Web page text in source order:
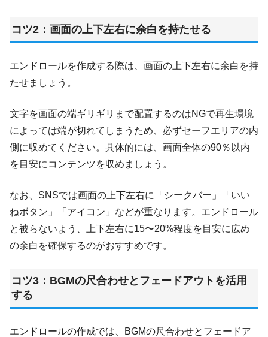
コツ2：画面の上下左右に余白を持たせる
エンドロールを作成する際は、画面の上下左右に余白を持
たせましょう。
文字を画面の端ギリギリまで配置するのはNGで再生環境
によっては端が切れてしまうため、必ずセーフエリアの内
側に収めてください。具体的には、画面全体の90％以内
を目安にコンテンツを収めましょう。
なお、SNSでは画面の上下左右に「シークバー」「いい
ねボタン」「アイコン」などが重なります。エンドロール
と被らないよう、上下左右に15〜20%程度を目安に広め
の余白を確保するのがおすすめです。
コツ3：BGMの尺合わせとフェードアウトを活用
する
エンドロールの作成では、BGMの尺合わせとフェードア